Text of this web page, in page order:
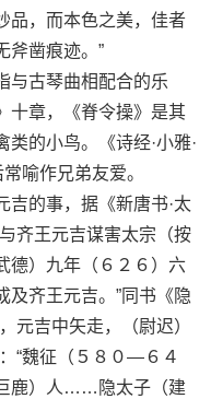
品，而本色之美，佳者
斧凿痕迹。”
古琴曲相配合的乐
十章，《脊令操》是其
的小鸟。《诗经·小雅·
喻作兄弟友爱。
的事，据《新唐书·太
齐王元吉谋害太宗（按
德）九年（６２６）六
及齐王元吉。”同书《隐
元吉中矢走，（尉迟）
“魏征（５８０—６４
鹿）人……隐太子（建